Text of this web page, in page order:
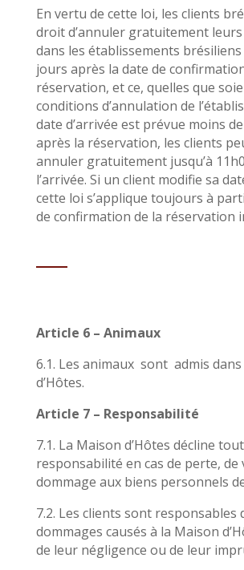
En vertu de cette loi, les clients
droit d’annuler gratuitement
dans les établissements brésiliens
jours après la date de
réservation, et ce, quelles que
conditions d’annulation de
date d’arrivée est prévue moins
après la réservation, les clients
annuler gratuitement jusqu’à
l’arrivée. Si un client modifie sa
cette loi s’applique toujours à
de confirmation de la réservation
Article 6 – Animaux
6.1. Les animaux sont admis
d’Hôtes.
Article 7 – Responsabilité
7.1. La Maison d’Hôtes décline
responsabilité en cas de perte, de
dommage aux biens personnels
7.2. Les clients sont responsables
dommages causés à la Maison
de leur négligence ou de leur